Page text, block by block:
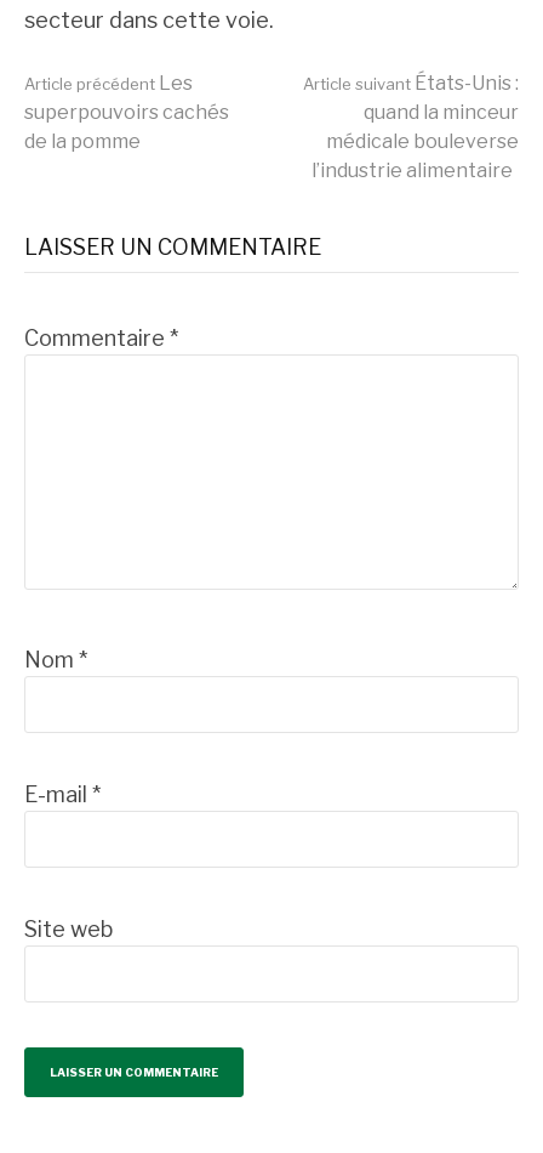
secteur dans cette voie.
Lire
suite
Article précédent Les
superpouvoirs cachés
de la pomme
Article suivant États-Unis :
quand la minceur
médicale bouleverse
l’industrie alimentaire
LAISSER UN COMMENTAIRE
Commentaire *
Nom *
E-mail *
Site web